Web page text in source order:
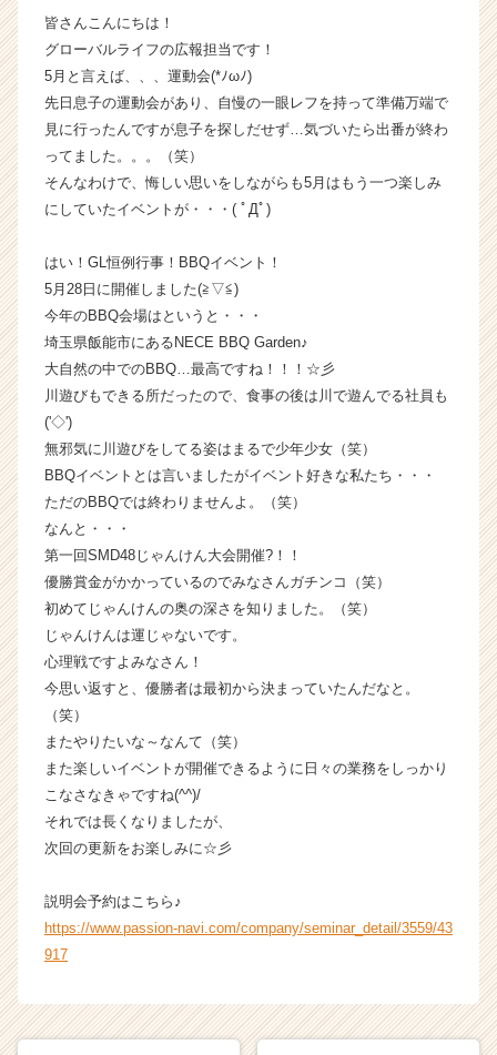
企
業
か
ら
ス
カ
ウ
ト
届
く
活
サ
イ
ト
ア
リ
（C
h
e
e
a
e
e
r）
皆さんこんにちは！
グローバルライフの広報担当です！
5月と言えば、、、運動会(*ﾉωﾉ)
先日息子の運動会があり、自慢の一眼レフを持って準備万端で
見に行ったんですが息子を探しだせず…気づいたら出番が終わ
ってました。。。（笑）
そんなわけで、悔しい思いをしながらも5月はもう一つ楽しみ
にしていたイベントが・・・( ﾟДﾟ)
はい！GL恒例行事！BBQイベント！
5月28日に開催しました(≧▽≦)
今年のBBQ会場はというと・・・
埼玉県飯能市にあるNECE BBQ Garden♪
大自然の中でのBBQ…最高ですね！！！☆彡
川遊びもできる所だったので、食事の後は川で遊んでる社員も
('◇')ゞ
無邪気に川遊びをしてる姿はまるで少年少女（笑）
BBQイベントとは言いましたがイベント好きな私たち・・・
ただのBBQでは終わりませんよ。（笑）
なんと・・・
第一回SMD48じゃんけん大会開催?！！
優勝賞金がかかっているのでみなさんガチンコ（笑）
初めてじゃんけんの奥の深さを知りました。（笑）
じゃんけんは運じゃないです。
心理戦ですよみなさん！
今思い返すと、優勝者は最初から決まっていたんだなと。
（笑）
またやりたいな～なんて（笑）
また楽しいイベントが開催できるように日々の業務をしっかり
こなさなきゃですね(^^)/
それでは長くなりましたが、
次回の更新をお楽しみに☆彡
説明会予約はこちら♪
https://www.passion-navi.com/company/seminar_detail/3559/43
917